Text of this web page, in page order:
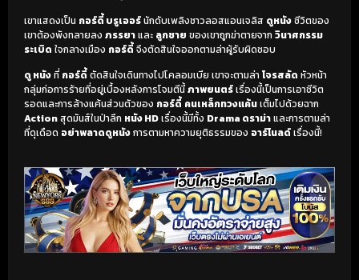
เขาแสดงเป็น กอร์ดี้ บรูเออร์นักดับเพลิงชาวลอสแอนเจลิส ดูหนังชีวิตของ
เขาต้องพังทลายลง ภรรยาและ ลูกชาย ของเขาถูกฆ่าตายจาก วินาศกรรม
ระเบิด ใจกลางเมือง กอร์ดี้ จึงตัดสินใจออกตามล่าผู้รับผิดชอบ
ดู หนังที่ กอร์ดี้ ตัดสินใจเดินทางไปโคลอมเบีย เขาจะตามล่า โจรสลัด หัวหน้า
กลุ่มก่อการร้ายที่อยู่เบื้องหลังการโจมตีนี้ภาพยนตร์เรื่องนี้เป็นการเอาชีวิต
รอดและการล้างแค้นส่วนตัวของ กอร์ดี้ คนเหล็กทวงแค้นเต็มไปด้วยฉาก
Actionสุดมันส์ในป่าลึก หนัง HDเรื่องนี้มีทั้ง Drama ดราม่าและการตามล่า
ที่ดุเดือด อย่าพลาดดูหนังการตามหาความยุติธรรมของ อาร์โนลด์เรื่องนี้!